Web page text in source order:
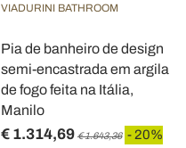
VIADURINI BATHROOM
Pia de banheiro de design
semi-encastrada em argila
de fogo feita na Itália,
Manilo
€ 1.314,69 € 1.643,36 - 20%